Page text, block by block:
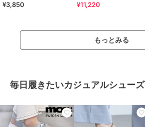
品（顔用日焼け止め）
¥3,850
ス
¥11,220
もっとみる
毎日履きたいカジュアルシューズ